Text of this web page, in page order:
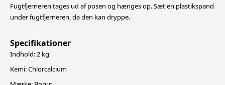
Fugtfjerneren tages ud af posen og hænges op. Sæt en plastikspand
under fugtfjerneren, da den kan dryppe.
Specifikationer
Indhold: 2 kg
Kemi: Chlorcalcium